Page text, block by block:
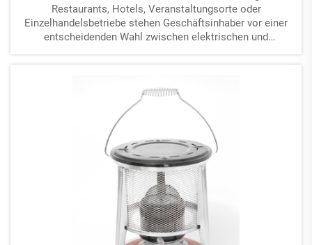
Restaurants, Hotels, Veranstaltungsorte oder
Einzelhandelsbetriebe stehen Geschäftsinhaber vor einer
entscheidenden Wahl zwischen elektrischen und